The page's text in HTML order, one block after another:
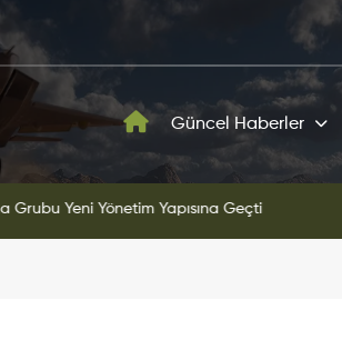
Güncel Haberler
Yapısına Geçti